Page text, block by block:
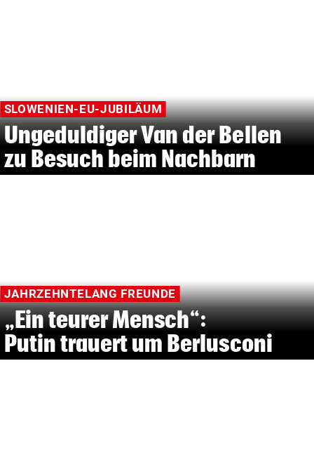
SLOWENIEN-EU-JUBILÄUM
Ungeduldiger Van der Bellen
zu Besuch beim Nachbarn
JAHRZEHNTELANG FREUNDE
„Ein teurer Mensch“:
Putin trauert um Berlusconi